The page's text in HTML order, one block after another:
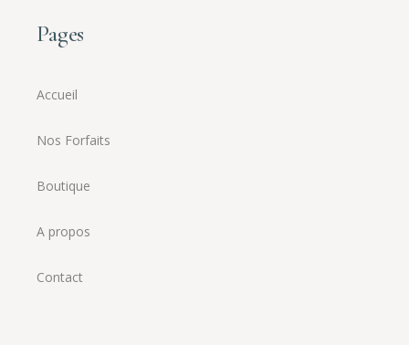
Pages
Accueil
Nos Forfaits
Boutique
A propos
Contact